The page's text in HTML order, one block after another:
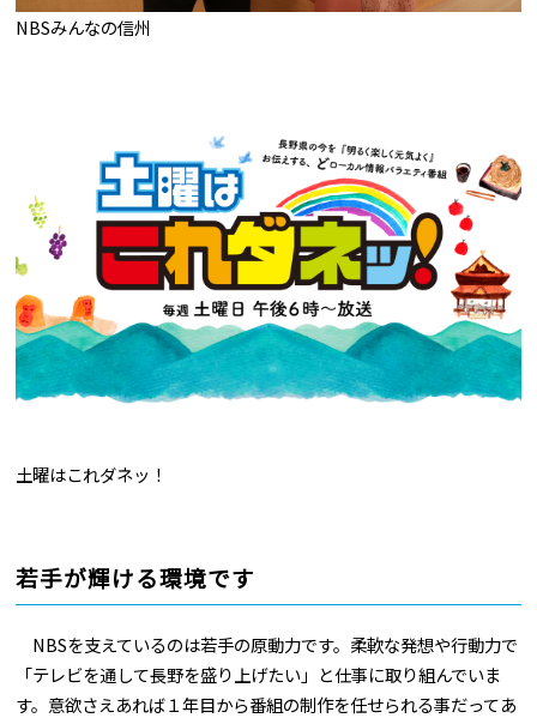
NBSみんなの信州
土曜はこれダネッ！
若手が輝ける環境です
NBSを支えているのは若手の原動力です。柔軟な発想や行動力で
「テレビを通して長野を盛り上げたい」と仕事に取り組んでいま
す。意欲さえあれば１年目から番組の制作を任せられる事だってあ